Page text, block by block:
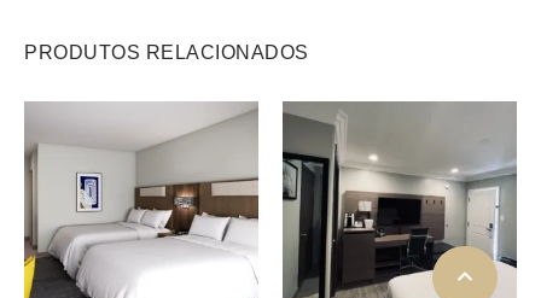
PRODUTOS RELACIONADOS